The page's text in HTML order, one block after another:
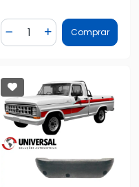
Diminuir Quantidade
Quantidade
AdicionarComprar